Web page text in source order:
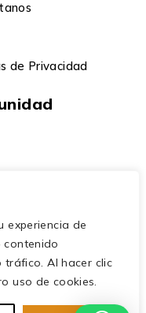
experiencia de
contenido
Al hacer clic
uso de cookies.
de Privacidad